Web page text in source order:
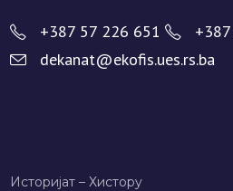
+387 57 226 651
dekanat@ekofis.ues.rs.ba
Историјат – Хисторy